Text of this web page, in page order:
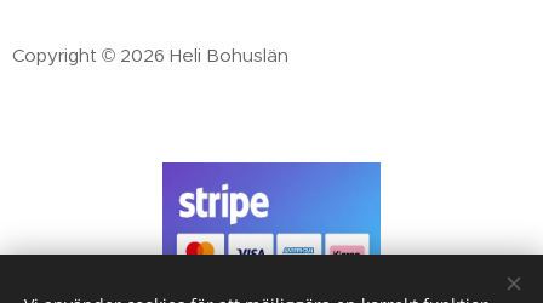
Copyright © 2026 Heli Bohuslän